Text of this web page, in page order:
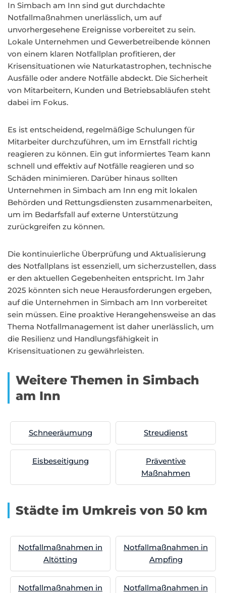
In Simbach am Inn sind gut durchdachte
Notfallmaßnahmen unerlässlich, um auf
unvorhergesehene Ereignisse vorbereitet zu sein.
Lokale Unternehmen und Gewerbetreibende können
von einem klaren Notfallplan profitieren, der
Krisensituationen wie Naturkatastrophen, technische
Ausfälle oder andere Notfälle abdeckt. Die Sicherheit
von Mitarbeitern, Kunden und Betriebsabläufen steht
dabei im Fokus.
Es ist entscheidend, regelmäßige Schulungen für
Mitarbeiter durchzuführen, um im Ernstfall richtig
reagieren zu können. Ein gut informiertes Team kann
schnell und effektiv auf Notfälle reagieren und so
Schäden minimieren. Darüber hinaus sollten
Unternehmen in Simbach am Inn eng mit lokalen
Behörden und Rettungsdiensten zusammenarbeiten,
um im Bedarfsfall auf externe Unterstützung
zurückgreifen zu können.
Die kontinuierliche Überprüfung und Aktualisierung
des Notfallplans ist essenziell, um sicherzustellen, dass
er den aktuellen Gegebenheiten entspricht. Im Jahr
2025 könnten sich neue Herausforderungen ergeben,
auf die Unternehmen in Simbach am Inn vorbereitet
sein müssen. Eine proaktive Herangehensweise an das
Thema Notfallmanagement ist daher unerlässlich, um
die Resilienz und Handlungsfähigkeit in
Krisensituationen zu gewährleisten.
Weitere Themen in Simbach
am Inn
Schneeräumung Streudienst
Eisbeseitigung
Präventive
Maßnahmen
Städte im Umkreis von 50 km
Notfallmaßnahmen in
Altötting
Notfallmaßnahmen in
Ampfing
Notfallmaßnahmen in
Notfallmaßnahmen in